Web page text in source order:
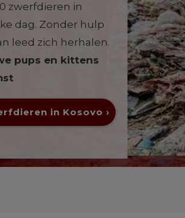
zwerfdieren in
dag. Zonder hulp
leed zich herhalen.
pups en kittens
in Kosovo ›